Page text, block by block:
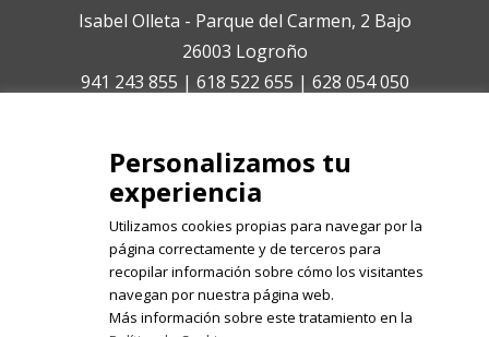
Isabel Olleta - Parque del Carmen, 2 Bajo
26003 Logroño
941 243 855 | 618 522 655 | 628 054 050
Registrate en nuestro boletín de
noticias
Personalizamos tu
experiencia
Utilizamos cookies propias para navegar por la
página correctamente y de terceros para
recopilar información sobre cómo los visitantes
navegan por nuestra página web.
Más información sobre este tratamiento en la